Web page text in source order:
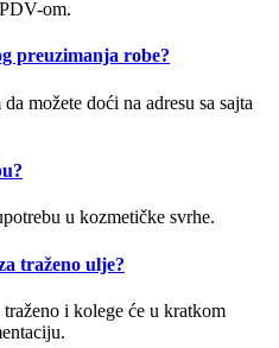
om.
preuzimanja robe?
možete doći na adresu sa sajta
u kozmetičke svrhe.
traženo ulje?
i kolege će u kratkom